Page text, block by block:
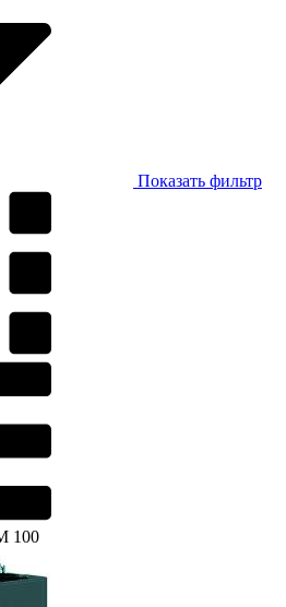
Показать фильтр
100